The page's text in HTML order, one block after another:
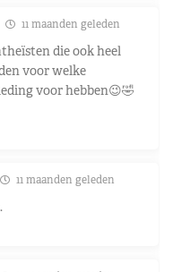
11 maanden geleden
die ook heel
voor welke
voor hebben😉🤣
11 maanden geleden